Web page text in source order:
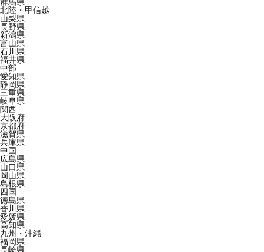
北陸・甲信越
山梨県
長野県
新潟県
富山県
石川県
福井県
中部
愛知県
静岡県
三重県
岐阜県
関西
大阪府
京都府
滋賀県
兵庫県
中国
広島県
山口県
岡山県
島根県
四国
徳島県
香川県
愛媛県
高知県
九州・沖縄
福岡県
長崎県